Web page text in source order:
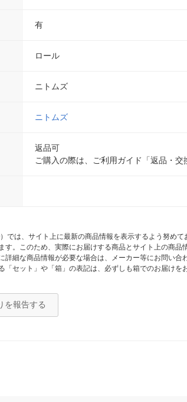
有
ロール
ニトムズ
ニトムズ
返品可
ご購入の際は、ご利用ガイド「返品・交
では、サイト上に最新の商品情報を表示するよう努め
す。このため、実際にお届けする商品とサイト上の商
詳細な商品情報が必要な場合は、メーカー等にお問い合
「セット」や「箱」の表記は、必ずしも箱でのお届け
を報告する